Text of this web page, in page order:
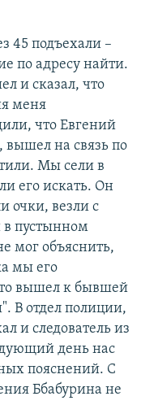
45 подъехали –
по адресу найти.
и сказал, что
меня
что Евгений
на связь по
Мы сели в
его искать. Он
очки, везли с
пустынном
мог объяснить,
мы его
вышел к бывшей
В отдел полиции,
и следователь из
день нас
пояснений. С
Ббабурина не